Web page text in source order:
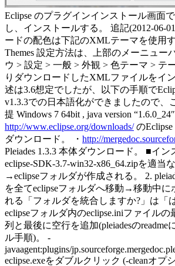
Eclipse のプラグインインストール画面
し、インストールする。 追記(2012-06-
ードの配色は下記のXMLテーマを使用
Themes 設定方法は、上部のメーニュー
ウ > 設定 > 一般 > 外観 > 色テーマ > テ
りダウンロードしたXMLファイルをイ
述は3.6想定でしたが、以下の手順で
v1.3.3での日本語化ができましたので、
提 Windows 7 64bit , java version
http://www.eclipse.org/downloads/のEclipse
ダウンロード。 ・ http://
Pleiades 1.3.3 本体ダウンロード。 ■イン
eclipse-SDK-3.7-win32-x86_64.zipを適当
→eclipseフォルダが作成される。 2.
を全てeclipseフォルダへ移動→移動中に
れる「フォルダを統合しますか?」は「
eclipseフォルダ内のeclipse.iniファイル
列と最後に空行を追加(pleiadesのreadme
ル手順)。 -
javaagent:plugins/
eclipse.exeをダブルクリック (-cleanオプ